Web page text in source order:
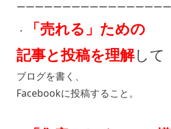
ーーーーーーーーーーーーーーーー
・
「売れる」 ための
記事と投稿を理解して
ブログを書く、
Facebookに投稿すること。